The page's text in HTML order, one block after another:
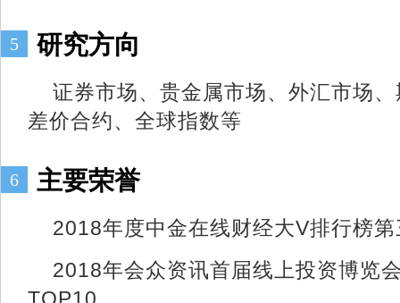
5 研究方向
证券市场、贵金属市场、外汇市场
差价合约、全球指数等
6 主要荣誉
2018年度中金在线财经大V排行榜
2018年会众资讯首届线上投资博览